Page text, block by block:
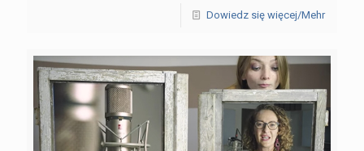
Dowiedz się więcej/Mehr